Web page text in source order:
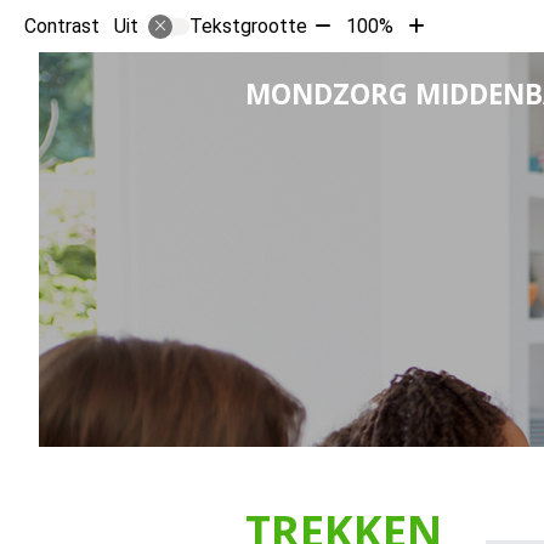
Contrast Uit Tekstgrootte Tekst
verkleinen
10%
100%
Tekst
vergroten
10%
MONDZORG
TREKKEN